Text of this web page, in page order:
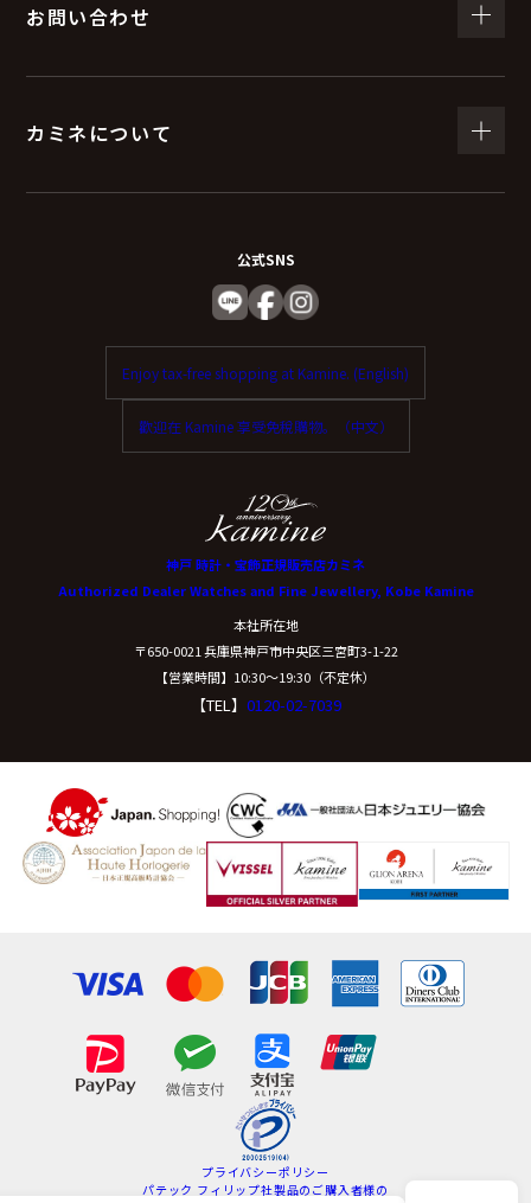
お問い合わせ
カミネについて
公式SNS
Enjoy tax-free shopping at Kamine. (English)
歡迎在 Kamine 享受免稅購物。（中文）
神戸 時計・宝飾正規販売店カミネ
Authorized Dealer Watches and Fine Jewellery, Kobe Kamine
本社所在地
〒650-0021 兵庫県神戸市中央区三宮町3-1-22
【営業時間】10:30〜19:30（不定休）
【TEL】 0120-02-7039
プライバシーポリシー
パテック フィリップ社製品のご購入者様の